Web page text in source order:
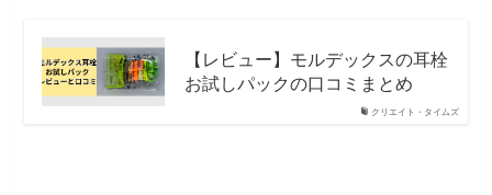
クリエイト・タイムズ
【レビュー】モルデックスの耳栓
お試しパックの口コミまとめ